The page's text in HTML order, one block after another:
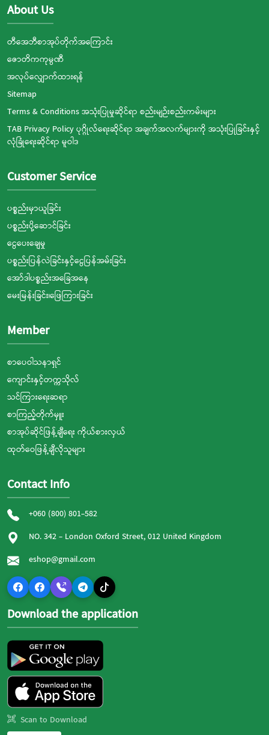
About Us
တီအေဘီစာအုပ်တိုက်အကြောင်း
ဇောတိကကုမ္ပဏီ
အလုပ်လျှောက်ထားရန်
Sitemap
Terms & Conditions အသုံးပြုမှုဆိုင်ရာ စည်းမျဉ်းစည်းကမ်းများ
TAB Privacy Policy ပုဂ္ဂိုလ်ရေးဆိုင်ရာ အချက်အလက်များကို အသုံးပြုခြင်းနှင့်
လုံခြုံရေးဆိုင်ရာ မူဝါဒ
Customer Service
ပစ္စည်းမှာယူခြင်း
ပစ္စည်းပို့ဆောင်ခြင်း
ငွေပေးချေမှု
ပစ္စည်းပြန်လဲခြင်းနှင့်ငွေပြန်အမ်းခြင်း
အော်ဒါပစ္စည်းအခြေအနေ
မေးမြန်းခြင်း၊ဖြေကြားခြင်း
Member
စာပေဝါသနာရှင်
ကျောင်းနှင့်တက္ကသိုလ်
သင်ကြားရေးဆရာ
စာကြည့်တိုက်မှူး
စာအုပ်ဆိုင်ဖြန့်ချီရေး ကိုယ်စားလှယ်
ထုတ်ဝေဖြန့်ချီလိုသူများ
Contact Info
+060 (800) 801-582
NO. 342 - London Oxford Street, 012 United Kingdom
eshop@gmail.com
Download the application
Scan to Download